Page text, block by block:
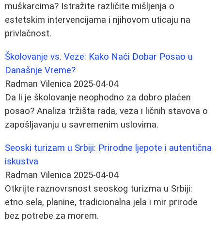
muškarcima? Istražite različite mišljenja o
estetskim intervencijama i njihovom uticaju na
privlačnost.
Školovanje vs. Veze: Kako Naći Dobar Posao u
Današnje Vreme?
Radman Vilenica 2025-04-04
Da li je školovanje neophodno za dobro plaćen
posao? Analiza tržišta rada, veza i ličnih stavova o
zapošljavanju u savremenim uslovima.
Seoski turizam u Srbiji: Prirodne ljepote i autentična
iskustva
Radman Vilenica 2025-04-04
Otkrijte raznovrsnost seoskog turizma u Srbiji:
etno sela, planine, tradicionalna jela i mir prirode
bez potrebe za morem.